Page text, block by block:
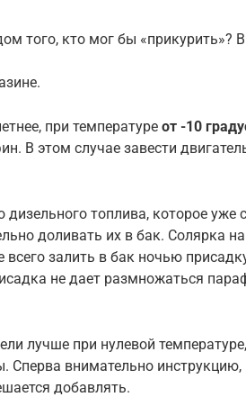
того, кто мог бы «прикурить»?
при температуре от -10
В этом случае завести
топлива, которое уже
доливать их в бак. Солярка
залить в бак ночью
не дает размножаться
лучше при нулевой
Сперва внимательно инструкцию,
добавлять.